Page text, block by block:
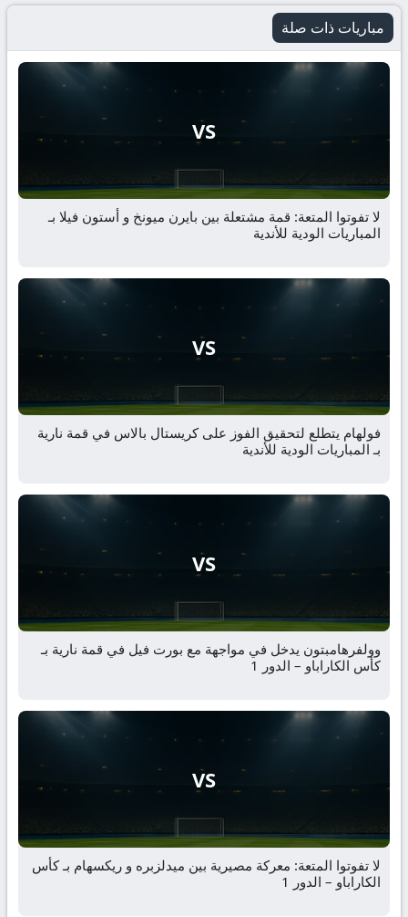
مباريات ذات صلة
VS
لا تفوتوا المتعة: قمة مشتعلة بين بايرن ميونخ و أستون فيلا بـ
المباريات الودية للأندية
VS
فولهام يتطلع لتحقيق الفوز على كريستال بالاس في قمة نارية
بـ المباريات الودية للأندية
VS
وولفرهامبتون يدخل في مواجهة مع بورت فيل في قمة نارية بـ
كأس الكاراباو – الدور 1
VS
لا تفوتوا المتعة: معركة مصيرية بين ميدلزبره و ريكسهام بـ كأس
الكاراباو – الدور 1